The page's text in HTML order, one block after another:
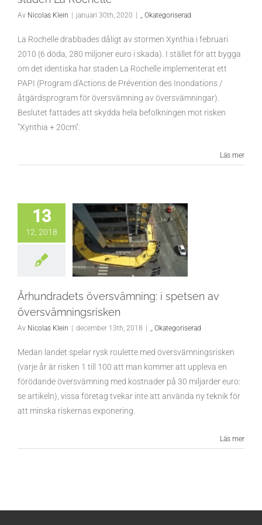
Av Nicolas Klein | januari 30th, 2020 | Okategoriserad
La Rochelle drabbades dåligt av stormen Xynthia i februari
2010 (6 döda, 280 miljoner euro i skada). I stället för att bygga
om det identiska har staden La Rochelle implementerat ett
PAPI (Program d'Actions de Prévention des Inondations /
åtgärdsprogram för översvämning av översvämningar).
Beslutet fattades att skydda hela befolkningen mot risken
"Xynthia + 20cm".
Läs mer
13
12, 2018
Århundradets
översvämning: i spetsen
av översvämningsrisken
Århundradets översvämning: i spetsen av
översvämningsrisken
Av Nicolas Klein | december 13th, 2018 | ,, Okategoriserad
Medan landet spelar rysk roulette med översvämningsrisken
(varje år är risken 1 till 100 att man kommer att uppleva en
förödande översvämning med kostnader på 30 miljarder euro:
se artikeln), vissa företag tvekar inte att använda ny teknik för
att minska riskernas exponering.
Läs mer